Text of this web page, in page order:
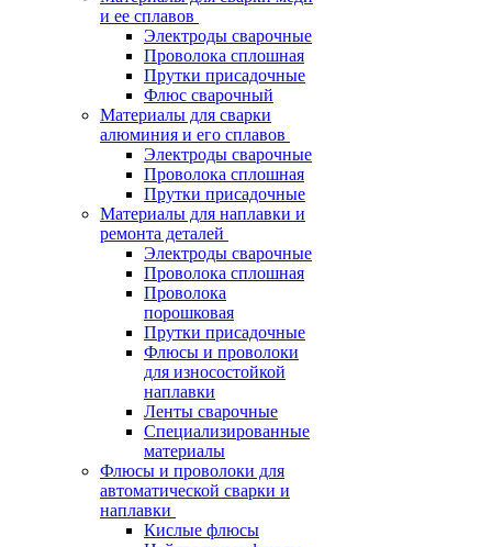
и ее сплавов
Электроды сварочные
Проволока сплошная
Прутки присадочные
Флюс сварочный
Материалы для сварки
алюминия и его сплавов
Электроды сварочные
Проволока сплошная
Прутки присадочные
Материалы для наплавки и
ремонта деталей
Электроды сварочные
Проволока сплошная
Проволока
порошковая
Прутки присадочные
Флюсы и проволоки
для износостойкой
наплавки
Ленты сварочные
Специализированные
материалы
Флюсы и проволоки для
автоматической сварки и
наплавки
Кислые флюсы